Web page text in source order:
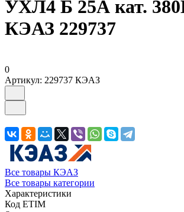
УХЛ4 Б 25А кат.
КЭАЗ 229737
0
Артикул: 229737 КЭАЗ
Все товары КЭАЗ
Все товары категории
Характеристики
Код ETIM